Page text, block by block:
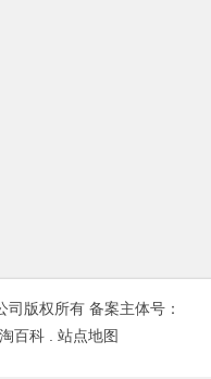
版权所有 备案主体号：
百科. 站点地图